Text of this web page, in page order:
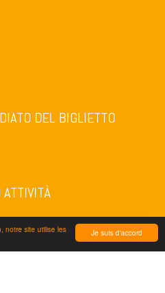
Je suis d'accord
notre site utilise les
DEL BIGLIETTO